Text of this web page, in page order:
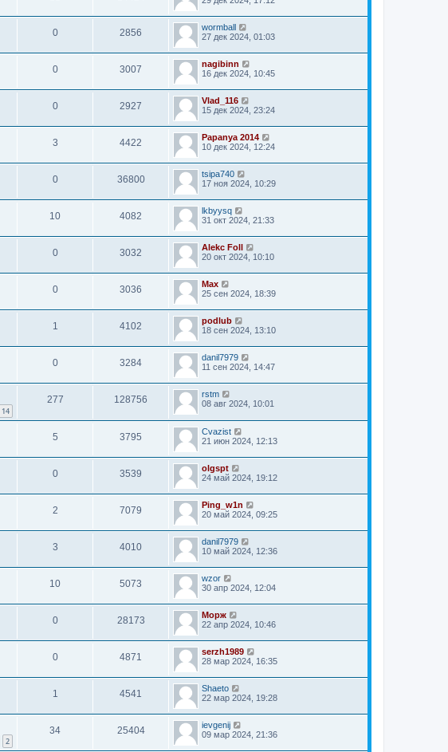
0 2856
wormball
27 дек 2024, 01:03
0 3007
nagibinn
16 дек 2024, 10:45
0 2927
Vlad_116
15 дек 2024, 23:24
3 4422
Papanya 2014
10 дек 2024, 12:24
0 36800
tsipa740
17 ноя 2024, 10:29
10 4082
lkbyysq
31 окт 2024, 21:33
0 3032
Alekc Foll
20 окт 2024, 10:10
0 3036
Мах
25 сен 2024, 18:39
1 4102
podlub
18 сен 2024, 13:10
0 3284
danil7979
11 сен 2024, 14:47
14
277 128756
rstm
08 авг 2024, 10:01
5 3795
Cvazist
21 июн 2024, 12:13
0 3539
olgspt
24 май 2024, 19:12
2 7079
Ping_w1n
20 май 2024, 09:25
3 4010
danil7979
10 май 2024, 12:36
10 5073
wzor
30 апр 2024, 12:04
0 28173
Морж
22 апр 2024, 10:46
0 4871
serzh1989
28 мар 2024, 16:35
1 4541
Shaeto
22 мар 2024, 19:28
2
34 25404
ievgenij
09 мар 2024, 21:36